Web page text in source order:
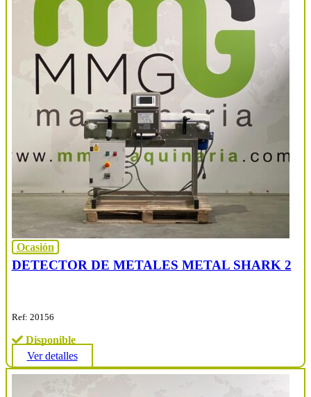
Ocasión
DETECTOR DE METALES METAL SHARK 2
Ref: 20156
Disponible
Ver detalles